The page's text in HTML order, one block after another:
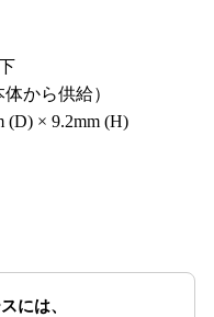
から供給）
(D) × 9.2mm (H)
には、